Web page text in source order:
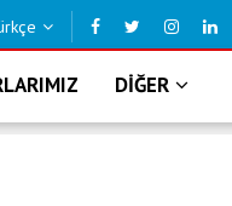
DİĞER